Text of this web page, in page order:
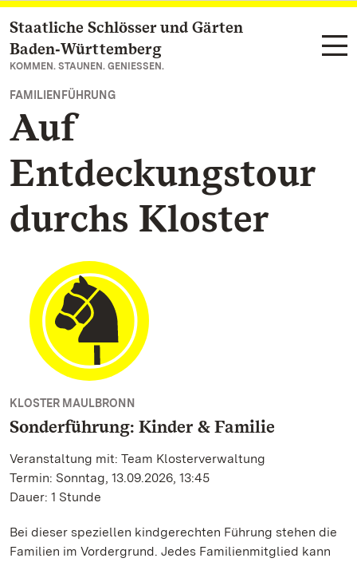
Zum Hauptinhalt springen
Staatliche Schlösser und Gärten
Baden‑Württemberg
KOMMEN. STAUNEN. GENIESSEN.
FAMILIENFÜHRUNG
Auf
Entdeckungstour
durchs Kloster
KLOSTER MAULBRONN
Sonderführung: Kinder & Familie
Veranstaltung mit: Team Klosterverwaltung
Termin: Sonntag, 13.09.2026, 13:45
Dauer: 1 Stunde
Bei dieser speziellen kindgerechten Führung stehen die
Familien im Vordergrund. Jedes Familienmitglied kann